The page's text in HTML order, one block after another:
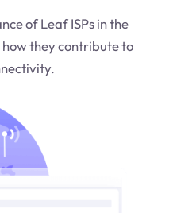
of Leaf ISPs in the
they contribute to